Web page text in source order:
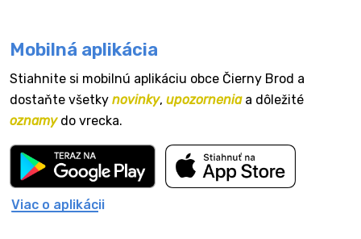
Mobilná aplikácia
Stiahnite si mobilnú aplikáciu obce Čierny Brod a
dostaňte všetky novinky, upozorneniaa dôležité
oznamydo vrecka.
Viac o aplikácii